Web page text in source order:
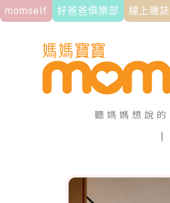
momself 好爸爸俱樂部 線上雜誌
|